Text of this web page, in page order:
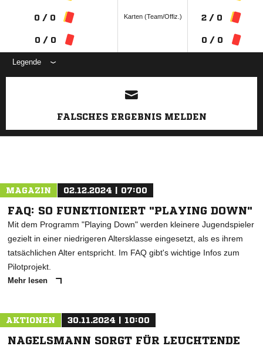
0 / 0
0 / 0
Karten (Team/Offiz.) 2 / 0
0 / 0
Legende
ANZEIGE
FALSCHES ERGEBNIS MELDEN
MAGAZIN 02.12.2024 | 07:00
FAQ: SO FUNKTIONIERT "PLAYING DOWN"
Mit dem Programm "Playing Down" werden kleinere Jugendspieler
gezielt in einer niedrigeren Altersklasse eingesetzt, als es ihrem
tatsächlichen Alter entspricht. Im FAQ gibt's wichtige Infos zum
Pilotprojekt.
Mehr lesen
AKTIONEN 30.11.2024 | 10:00
NAGELSMANN SORGT FÜR LEUCHTENDE